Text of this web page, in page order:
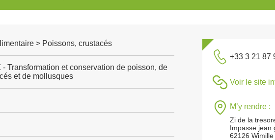
> Poissons, crustacés
- Transformation et conservation de poisson, de
et de mollusques
+33 3 21 87
Voir le site
M’y rendre :
Zi de la
Impasse jean
62126 Wimille